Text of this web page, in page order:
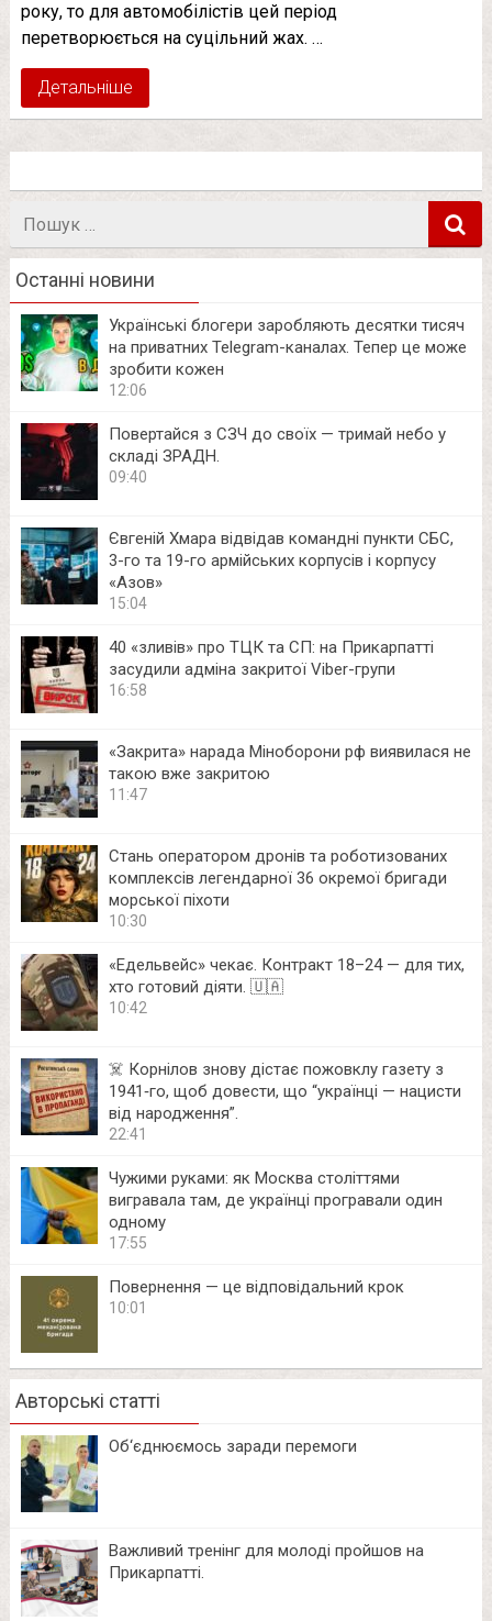
року, то для автомобілістів цей період
перетворюється на суцільний жах. …
Детальніше
Останні новини
Українські блогери заробляють десятки тисяч
на приватних Telegram-каналах. Тепер це може
зробити кожен
12:06
Повертайся з СЗЧ до своїх — тримай небо у
складі ЗРАДН.
09:40
Євгеній Хмара відвідав командні пункти СБС,
3-го та 19-го армійських корпусів і корпусу
«Азов»
15:04
40 «зливів» про ТЦК та СП: на Прикарпатті
засудили адміна закритої Viber-групи
16:58
«Закрита» нарада Міноборони рф виявилася не
такою вже закритою
11:47
Стань оператором дронів та роботизованих
комплексів легендарної 36 окремої бригади
морської піхоти
10:30
«Едельвейс» чекає. Контракт 18–24 — для тих,
хто готовий діяти. 🇺🇦
10:42
☠️ Корнілов знову дістає пожовклу газету з
1941‑го, щоб довести, що “українці — нацисти
від народження”.
22:41
Чужими руками: як Москва століттями
вигравала там, де українці програвали один
одному
17:55
Повернення — це відповідальний крок
10:01
Авторські статті
Об‘єднюємось заради перемоги
Важливий тренінг для молоді пройшов на
Прикарпатті.